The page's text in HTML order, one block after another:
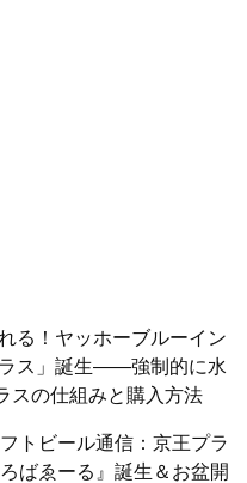
る！ヤッホーブルーイン
ス」誕生——強制的に水
スの仕組みと購入方法
トビール通信：京王プラ
ばゑーる』誕生＆お盆開